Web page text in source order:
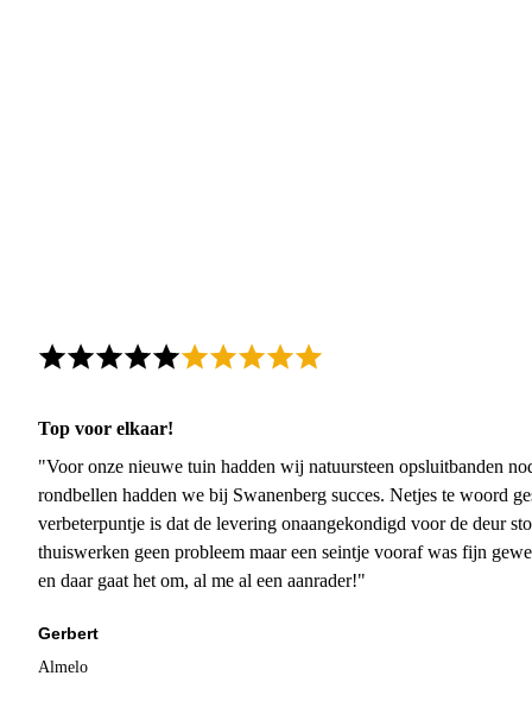
Top voor elkaar!
"Voor onze nieuwe tuin hadden wij natuursteen opsluitbanden
rondbellen hadden we bij Swanenberg succes. Netjes te woord
verbeterpuntje is dat de levering onaangekondigd voor de deur
thuiswerken geen probleem maar een seintje vooraf was fijn
en daar gaat het om, al me al een aanrader!"
Gerbert
Almelo